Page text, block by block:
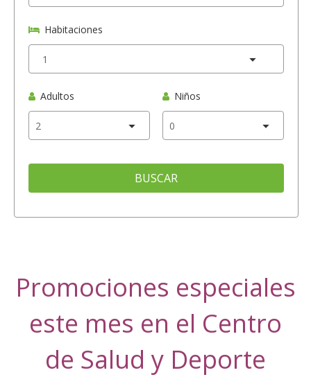
Habitaciones
Adultos Niños
BUSCAR
Promociones especiales
este mes en el Centro
de Salud y Deporte